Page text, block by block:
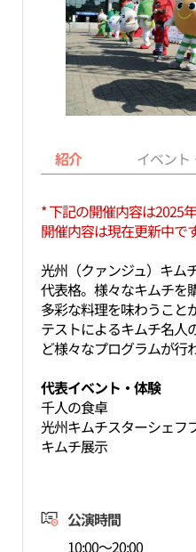
紹介 イベント
* 下記の開催内容は2025
開催内容は現在更新中で
光州（クァンジュ）キム
代表格。様々なキムチを
多彩な料理を味わうこと
テストによるキムチ名人
ど様々なプログラムが行
代表イベント・体験
千人の食卓
光州キムチスターシェフ
キムチ展示
公演時間
10:00～20:00